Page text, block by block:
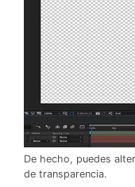
De hecho, puedes
de transparencia.